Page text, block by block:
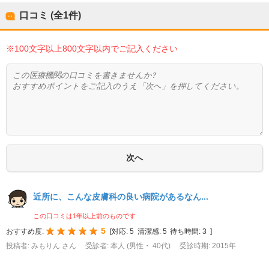
口コミ (全1件)
※100文字以上800文字以内でご記入ください
近所に、こんな皮膚科の良い病院があるなん...
この口コミは1年以上前のものです
おすすめ度: 5 対応: 5 清潔感: 5 待ち時間: 3
投稿者: みもりん さん
受診者: 本人 (男性・ 40代) 受診時期: 2015年